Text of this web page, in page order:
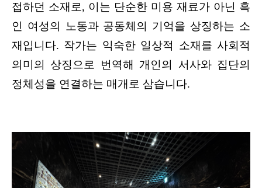
접하던 소재로, 이는 단순한 미용 재료가 아닌 흑
인 여성의 노동과 공동체의 기억을 상징하는 소
재입니다. 작가는 익숙한 일상적 소재를 사회적
의미의 상징으로 번역해 개인의 서사와 집단의
정체성을 연결하는 매개로 삼습니다.